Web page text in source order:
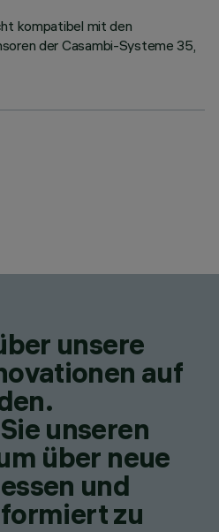
kompatibel mit den
der Casambi-Systeme 35,
unsere
auf
unseren
über neue
und
zu